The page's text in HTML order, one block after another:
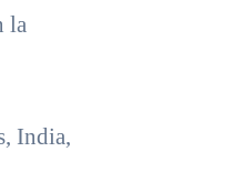
la
India,